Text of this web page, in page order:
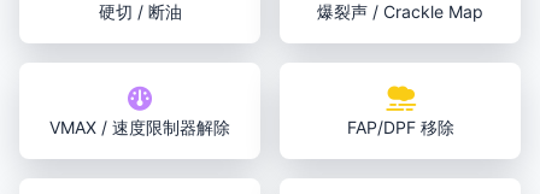
硬切 / 断油 爆裂声 / Crackle Map
VMAX / 速度限制器解除 FAP/DPF 移除